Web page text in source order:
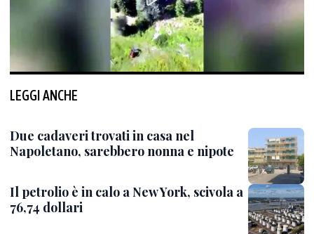
LEGGI ANCHE
Due cadaveri trovati in casa nel
Napoletano, sarebbero nonna e nipote
Il petrolio è in calo a New York, scivola a
76,74 dollari